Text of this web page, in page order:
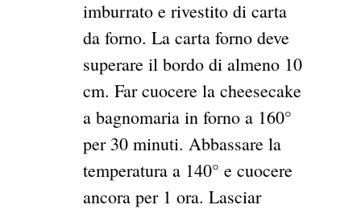
imburrato e rivestito di carta
da forno. La carta forno deve
superare il bordo di almeno 10
cm. Far cuocere la cheesecake
a bagnomaria in forno a 160°
per 30 minuti. Abbassare la
temperatura a 140° e cuocere
ancora per 1 ora. Lasciar